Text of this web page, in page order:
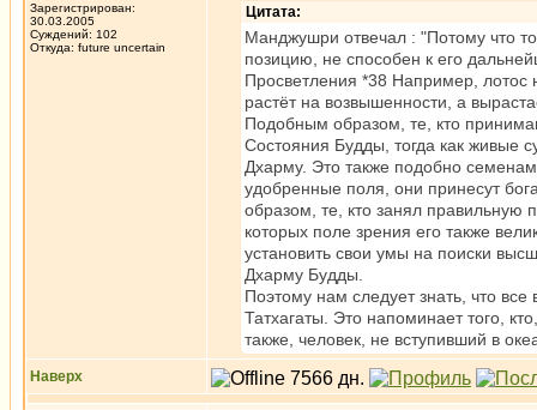
Зарегистрирован:
30.03.2005
Суждений: 102
Откуда: future uncertain
Цитата:
Манджушри отвечал : "Потому что
позицию, не способен к его
Просветления *38 Например, лотос
растёт на возвышенности, а
Подобным образом, те, кто
Состояния Будды, тогда как живые
Дхарму. Это также подобно
удобренные поля, они принесут
образом, те, кто занял правильную
которых поле зрения его также
установить свои умы на поиски
Дхарму Будды.
Поэтому нам следует знать, что
Татхагаты. Это напоминает того,
также, человек, не вступивший в
Наверх